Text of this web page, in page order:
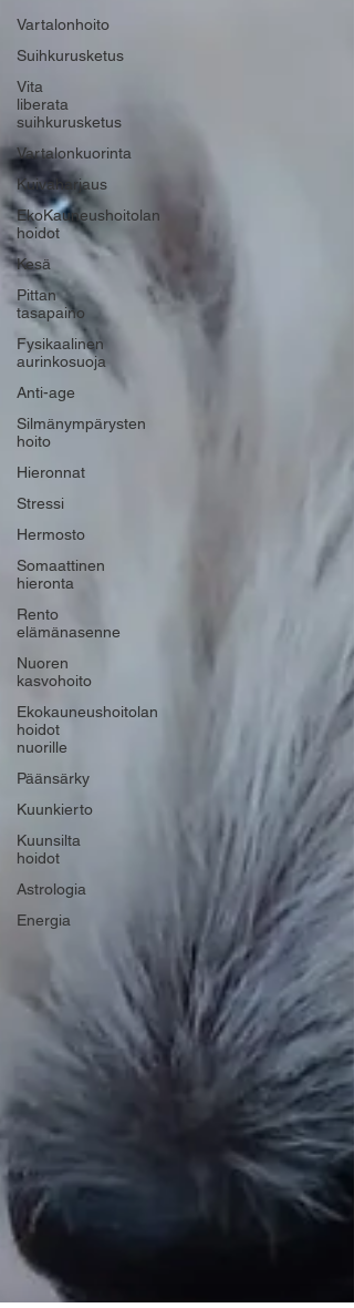
Vartalonhoito
Suihkurusketus
Vita
liberata
suihkurusketus
Vartalonkuorinta
Kuivaharjaus
EkoKauneushoitolan
hoidot
Kesä
Pittan
tasapaino
Fysikaalinen
aurinkosuoja
Anti-age
Silmänympärysten
hoito
Hieronnat
Stressi
Hermosto
Somaattinen
hieronta
Rento
elämänasenne
Nuoren
kasvohoito
Ekokauneushoitolan
hoidot
nuorille
Päänsärky
Kuunkierto
Kuunsilta
hoidot
Astrologia
Energia